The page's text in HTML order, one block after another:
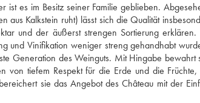
es im Besitz seiner Familie geblieben.
Kalkstein ruht) lässt sich die Qualität
und der äußerst strengen Sortierung
und Vinifikation weniger streng gehandhabt
Generation des Weinguts. Mit Hingabe bewahrt
von tiefem Respekt für die Erde und die
sie das Angebot des Château mit der